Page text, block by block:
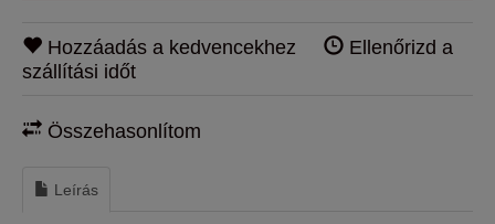
Hozzáadás a kedvencekhez
Ellenőrizd a
szállítási időt
Összehasonlítom
Leírás